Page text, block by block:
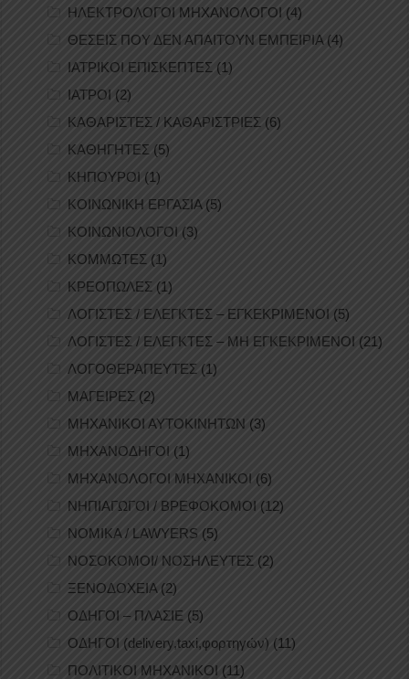
ΗΛΕΚΤΡΟΛΟΓΟΙ ΜΗΧΑΝΟΛΟΓΟΙ (4)
ΘΕΣΕΙΣ ΠΟΥ ΔΕΝ ΑΠΑΙΤΟΥΝ ΕΜΠΕΙΡΙΑ (4)
ΙΑΤΡΙΚΟΙ ΕΠΙΣΚΕΠΤΕΣ (1)
ΙΑΤΡΟΙ (2)
ΚΑΘΑΡΙΣΤΕΣ / ΚΑΘΑΡΙΣΤΡΙΕΣ (6)
ΚΑΘΗΓΗΤΕΣ (5)
ΚΗΠΟΥΡΟΙ (1)
ΚΟΙΝΩΝΙΚΗ ΕΡΓΑΣΙΑ(5)
ΚΟΙΝΩΝΙΟΛΟΓΟΙ (3)
ΚΟΜΜΩΤΕΣ (1)
ΚΡΕΟΠΩΛΕΣ (1)
ΛΟΓΙΣΤΕΣ / ΕΛΕΓΚΤΕΣ – ΕΓΚΕΚΡΙΜΕΝΟΙ (5)
ΛΟΓΙΣΤΕΣ / ΕΛΕΓΚΤΕΣ – ΜΗ ΕΓΚΕΚΡΙΜΕΝΟΙ (21)
ΛΟΓΟΘΕΡΑΠΕΥΤΕΣ (1)
ΜΑΓΕΙΡΕΣ (2)
ΜΗΧΑΝΙΚΟΙ ΑΥΤΟΚΙΝΗΤΩΝ (3)
ΜΗΧΑΝΟΔΗΓΟΙ (1)
ΜΗΧΑΝΟΛΟΓΟΙ ΜΗΧΑΝΙΚΟΙ (6)
ΝΗΠΙΑΓΩΓΟΙ / ΒΡΕΦΟΚΟΜΟΙ (12)
ΝΟΜΙΚΑ / LAWYERS (5)
ΝΟΣΟΚΟΜΟΙ/ ΝΟΣΗΛΕΥΤΕΣ (2)
ΞΕΝΟΔΟΧΕΙΑ(2)
ΟΔΗΓΟΙ – ΠΛΑΣΙΕ (5)
ΟΔΗΓΟΙ (delivery,taxi,φορτηγών) (11)
ΠΟΛΙΤΙΚΟΙ ΜΗΧΑΝΙΚΟΙ (11)